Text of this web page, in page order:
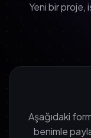
Yeni bir proje,
Aşağıdaki
benimle